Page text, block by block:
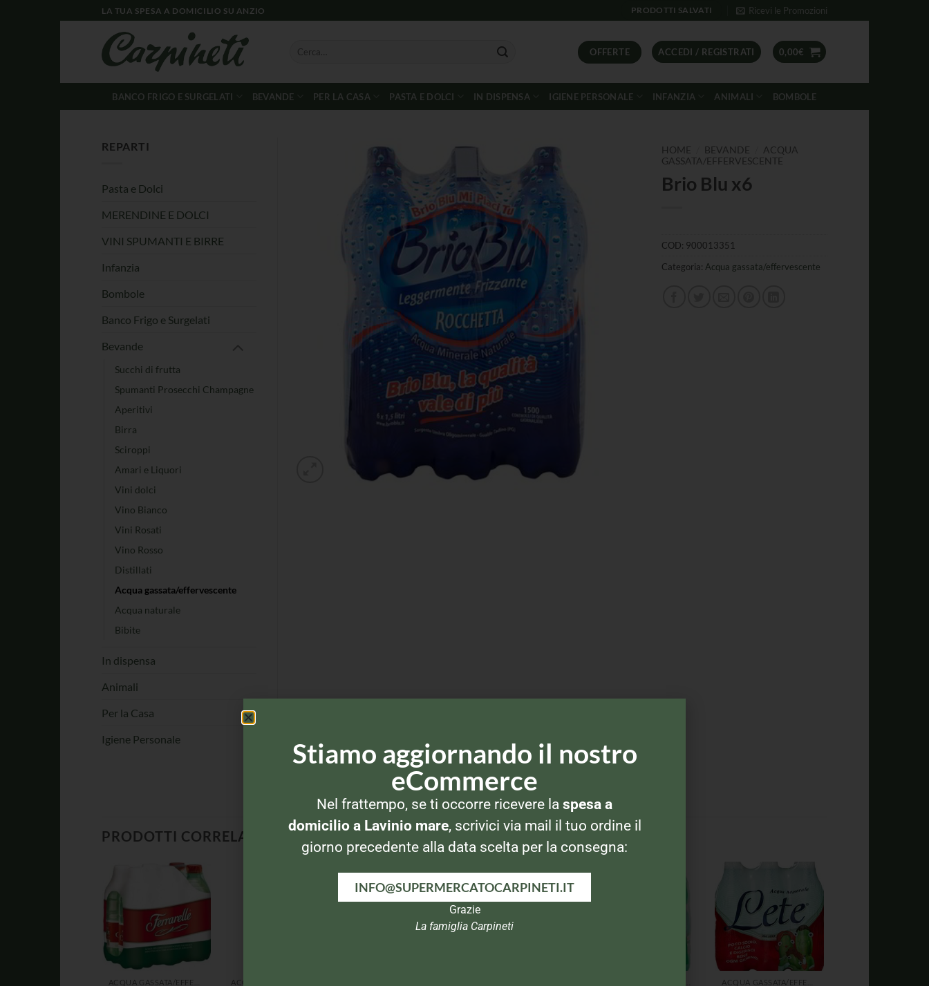
LA TUA SPESA A DOMICILIO SU ANZIO PRODOTTI SALVATI Ricevi le Promozioni
OFFERTE ACCEDI / REGISTRATI 0,00€
BANCO FRIGO E SURGELATI BEVANDE PER LA CASA PASTA E DOLCI IN DISPENSA IGIENE PERSONALE INFANZIA ANIMALI BOMBOLE
HOME BEVANDE
ACQUA
GASSATA/EFFERVESCENTE
Brio Blu x6
COD: 900013351
Categoria: Acqua gassata/effervescente
REPARTI
Pasta e Dolci
MERENDINE E DOLCI
VINI SPUMANTI E BIRRE
Infanzia
Bombole
Banco Frigo e Surgelati
Bevande
Succhi di frutta
Spumanti Prosecchi Champagne
Aperitivi
Birra
Sciroppi
Amari e Liquori
Vini dolci
Vino Bianco
Vini Rosati
Vino Rosso
Distillati
Acqua gassata/effervescente
Acqua naturale
Bibite
In dispensa
Animali
Per la Casa
Igiene Personale
PRODOTTI CORRELATI
Stiamo aggiornando il nostro
eCommerce
Nel frattempo, se ti occorre ricevere la spesa a
domicilio a Lavinio mare, scrivici via mail il tuo ordine il
giorno precedente alla data scelta per la consegna:
INFO@SUPERMERCATOCARPINETI.IT
Grazie
La famiglia Carpineti